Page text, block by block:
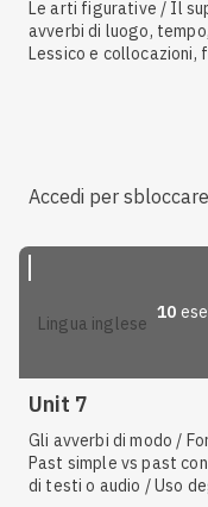
Le arti figurative / Il
avverbi di luogo,
Lessico e collocazioni,
Accedi per sbloccare
lingua inglese
10
Unit 7
Gli avverbi di modo /
Past simple vs past
di testi o audio / Uso